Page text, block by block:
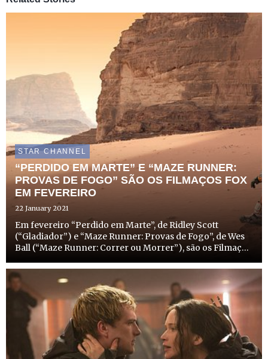
STAR CHANNEL
“PERDIDO EM MARTE” E “MAZE RUNNER:
PROVAS DE FOGO” SÃO OS FILMAÇOS FOX
EM FEVEREIRO
22 January 2021
Em fevereiro “Perdido em Marte”, de Ridley Scott
(“Gladiador”) e “Maze Runner: Provas de Fogo”, de Wes
Ball (“Maze Runner: Correr ou Morrer”), são os Filmaços
entusiasmantes de Mark Watney (Matt Damon) em Marte
e de Thomas (...